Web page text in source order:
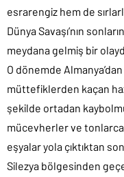
esrarengiz hem de
Dünya Savaşı’nın
meydana gelmiş bir
O dönemde
müttefiklerden kaçan
şekilde ortadan
mücevherler ve
eşyalar yola çıktıktan
Silezya bölgesinden